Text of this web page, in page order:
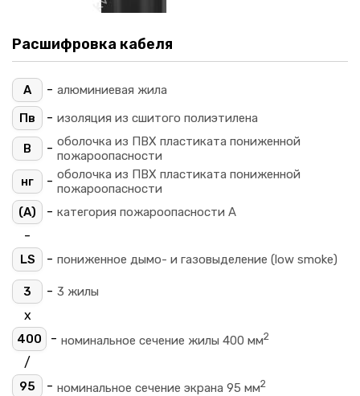
Расшифровка кабеля
А - алюминиевая жила
Пв
- изоляция из сшитого полиэтилена
В - оболочка из ПВХ пластиката пониженной
пожароопасности
нг
- оболочка из ПВХ пластиката пониженной
пожароопасности
(A)
- категория пожароопасности A
-
LS - пониженное дымо- и газовыделение (low smoke)
3 - 3 жилы
х
400 - номинальное сечение жилы 400 мм2
/
95 - номинальное сечение экрана 95 мм2